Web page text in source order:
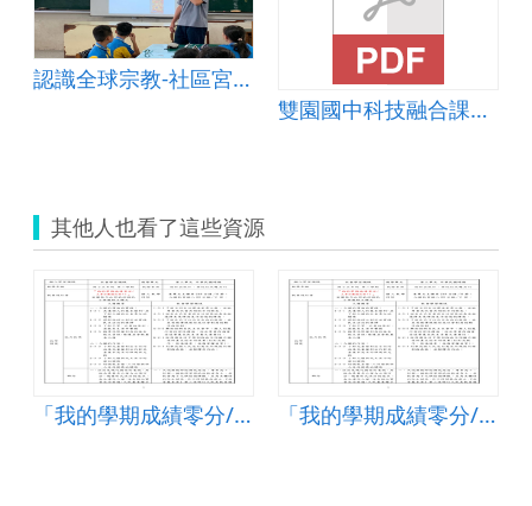
認識全球宗教-社區宮廟踏查
雙園國中科技融合課程教案－我是主播
其他人也看了這些資源
「我的學期成績零分/ 大考分數被打折!？」 「我的學期成績零分/ 大考分數被打折!？」